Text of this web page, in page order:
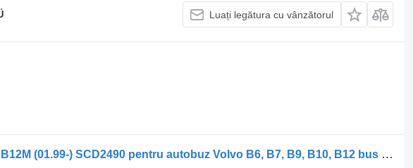
Luați legătura cu vânzătorul
Autoradio Grundig B12M (01.99-) SCD2490 pentru autobuz Volvo B6, B7, B9, B10, B12 bus (1978-2011)